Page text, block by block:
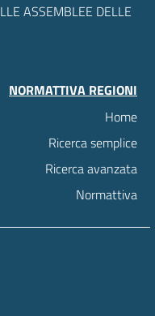
ASSEMBLEE DELLE
NORMATTIVA REGIONI
Home
Ricerca semplice
Ricerca avanzata
Normattiva